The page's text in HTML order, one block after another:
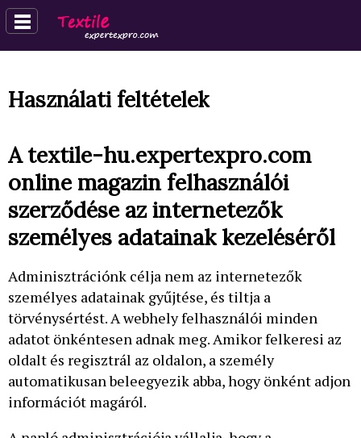
Használati feltételek
A textile-hu.expertexpro.com
online magazin felhasználói
szerződése az internetezők
személyes adatainak kezeléséről
Adminisztrációnk célja nem az internetezők
személyes adatainak gyűjtése, és tiltja a
törvénysértést. A webhely felhasználói minden
adatot önkéntesen adnak meg. Amikor felkeresi az
oldalt és regisztrál az oldalon, a személy
automatikusan beleegyezik abba, hogy önként adjon
információt magáról.